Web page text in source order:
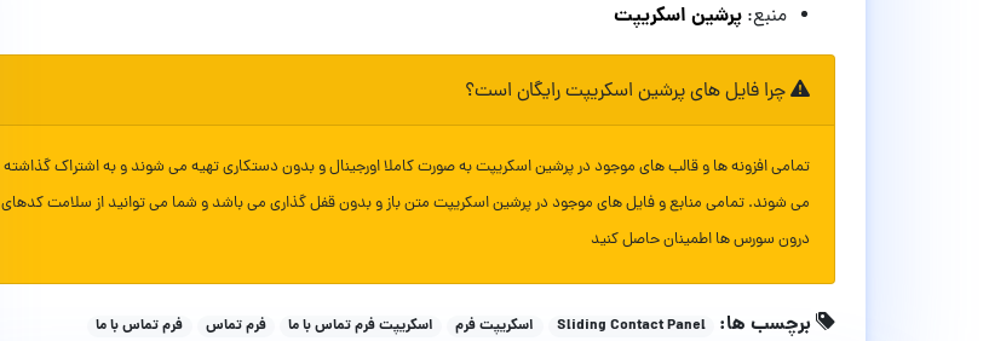
منبع: پرشین اسکریپت
چرا فایل های پرشین اسکریپت رایگان است؟
تمامی افزونه ها و قالب های موجود در پرشین اسکریپت به صورت کاملا اورجینال و بدون دستکاری تهیه می شوند و به اشتراک گذاشته
می شوند. تمامی منابع و فایل های موجود در پرشین اسکریپت متن باز و بدون قفل گذاری می باشد و شما می توانید از سلامت کدهای
درون سورس ها اطمینان حاصل کنید
برچسب ها: Sliding Contact Panel اسکریپت فرم اسکریپت فرم تماس با ما فرم تماس فرم تماس با ما